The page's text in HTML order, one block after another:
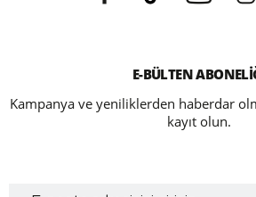
E-BÜLTEN
Kampanya ve yeniliklerden haberdar
kayıt olun.